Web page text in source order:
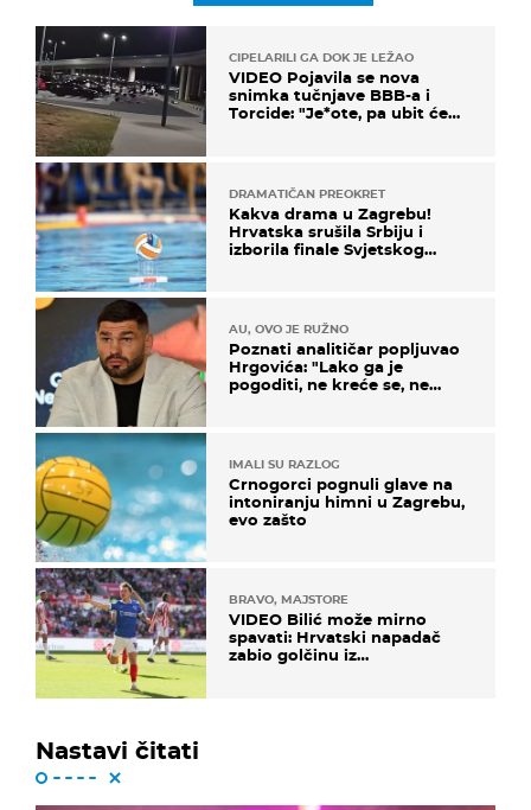
CIPELARILI GA DOK JE LEŽAO
VIDEO Pojavila se nova
snimka tučnjave BBB-a i
Torcide: "Je*ote, pa ubit će
DRAMATIČAN PREOKRET
Kakva drama u Zagrebu!
Hrvatska srušila Srbiju i
izborila finale Svjetskog
AU, OVO JE RUŽNO
Poznati analitičar popljuvao
Hrgovića: "Lako ga je
pogoditi, ne kreće se, ne
IMALI SU RAZLOG
Crnogorci pognuli glave na
intoniranju himni u Zagrebu,
evo zašto
BRAVO, MAJSTORE
VIDEO Bilić može mirno
spavati: Hrvatski napadač
zabio golčinu iz
Nastavi čitati